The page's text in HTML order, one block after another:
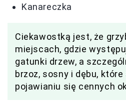
Kanareczka
Ciekawostką jest, że
miejscach, gdzie
gatunki drzew, a
brzoz, sosny i dębu,
pojawianiu się cennych